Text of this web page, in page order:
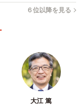
６位以降を見る
大江 篤